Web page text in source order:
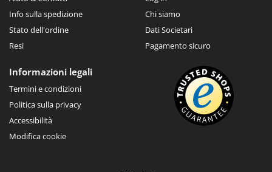
Info sulla spedizione
Stato dell'ordine
Resi
Chi siamo
Dati Societari
Pagamento sicuro
Informazioni legali
Termini e condizioni
Politica sulla privacy
Accessibilità
Modifica cookie